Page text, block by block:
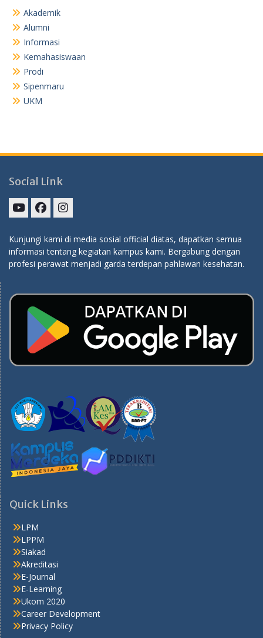
Akademik
Alumni
Informasi
Kemahasiswaan
Prodi
Sipenmaru
UKM
Social Link
TV
Page
Kunjungi kami di media sosial official diatas, dapatkan semua
informasi tentang kegiatan kampus kami. Bergabung dengan
profesi perawat menjadi garda terdepan pahlawan kesehatan.
Quick Links
LPM
LPPM
Siakad
Akreditasi
E-Journal
E-Learning
Ukom 2020
Career Development
Privacy Policy